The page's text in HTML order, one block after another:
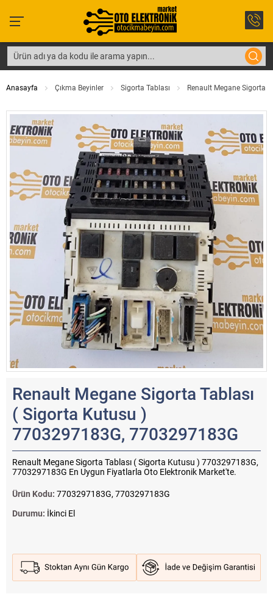
Anasayfa Çıkma Beyinler Sigorta Tablası Renault Megane Sigorta
Renault Megane Sigorta Tablası
( Sigorta Kutusu )
7703297183G, 7703297183G
Renault Megane Sigorta Tablası ( Sigorta Kutusu ) 7703297183G,
7703297183G En Uygun Fiyatlarla Oto Elektronik Market'te.
Ürün Kodu: 7703297183G, 7703297183G
Durumu: İkinci El